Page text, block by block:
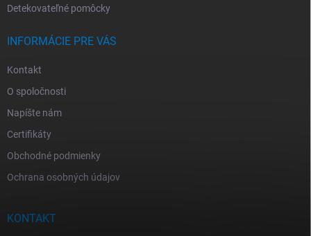
Detekovateľné pomôcky
INFORMÁCIE PRE VÁS
Kontakt
O spoločnosti
Napíšte nám
Certifikáty
Obchodné podmienky
Ochrana osobných údajov
KONTAKT